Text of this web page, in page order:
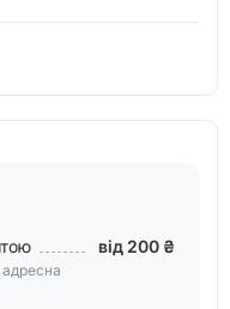
адресна
від 200 ₴